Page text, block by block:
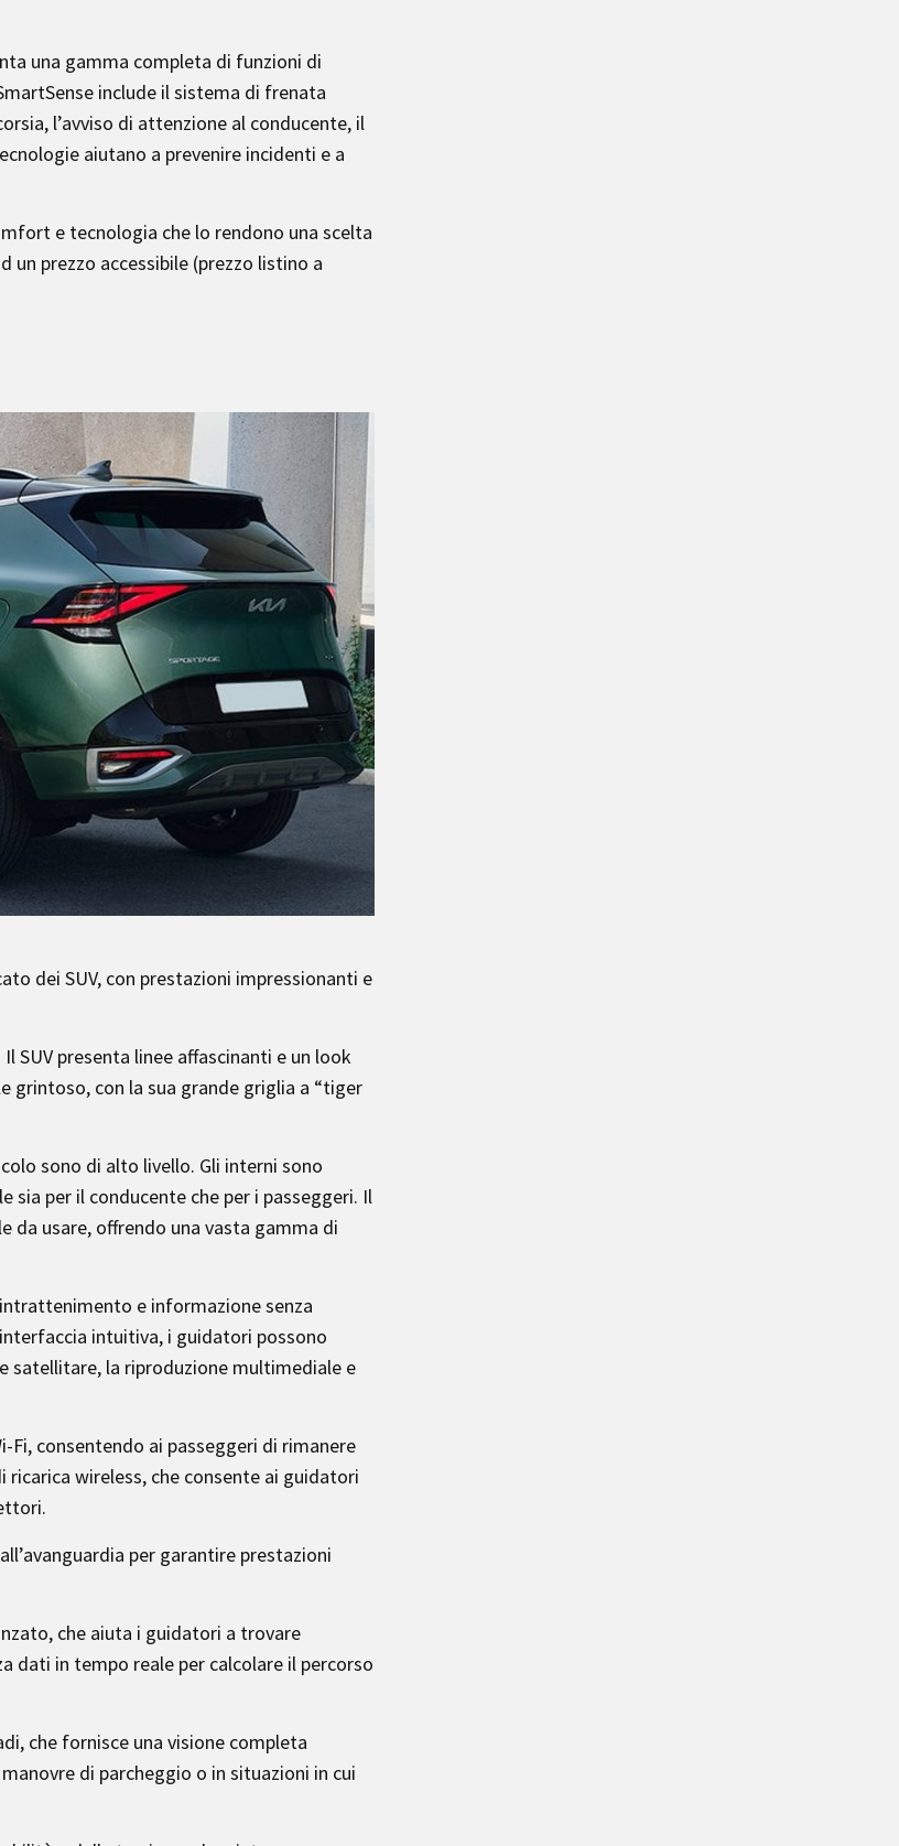
una gamma completa di funzioni di
include il sistema di frenata
l’avviso di attenzione al conducente, il
aiutano a prevenire incidenti e a
e tecnologia che lo rendono una scelta
un prezzo accessibile (prezzo listino a
dei SUV, con prestazioni impressionanti e
SUV presenta linee affascinanti e un look
grintoso, con la sua grande griglia a “tiger
sono di alto livello. Gli interni sono
sia per il conducente che per i passeggeri. Il
usare, offrendo una vasta gamma di
e informazione senza
intuitiva, i guidatori possono
satellitare, la riproduzione multimediale e
Fi, consentendo ai passeggeri di rimanere
ricarica wireless, che consente ai guidatori
per garantire prestazioni
che aiuta i guidatori a trovare
dati in tempo reale per calcolare il percorso
che fornisce una visione completa
di parcheggio o in situazioni in cui